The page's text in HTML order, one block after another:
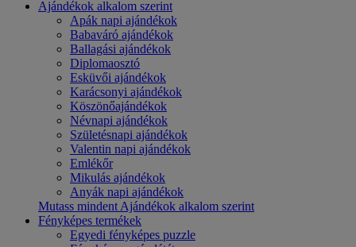
Ajándékok alkalom szerint
Apák napi ajándékok
Babaváró ajándékok
Ballagási ajándékok
Diplomaosztó
Esküvői ajándékok
Karácsonyi ajándékok
Köszönőajándékok
Névnapi ajándékok
Születésnapi ajándékok
Valentin napi ajándékok
Emlékőr
Mikulás ajándékok
Anyák napi ajándékok
Mutass mindent Ajándékok alkalom szerint
Fényképes termékek
Egyedi fényképes puzzle